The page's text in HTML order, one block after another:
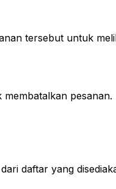
tersebut untuk
pesanan.
daftar yang